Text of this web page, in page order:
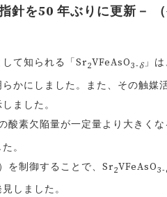
針を50 年ぶりに更新－
て知られる「Sr2VFeAsO3-δ」
かにしました。また、その触媒
ました。
酸素欠陥量が一定量より大きく
。
を制御することで、Sr2VFeAsO3-
しました。